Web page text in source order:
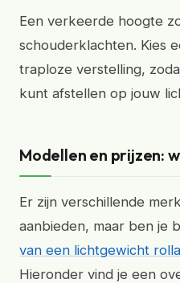
Een verkeerde hoogte
schouderklachten. Kies
traploze verstelling,
kunt afstellen op jouw
Modellen en prijzen:
Er zijn verschillende
aanbieden, maar ben je
van een lichtgewicht
Hieronder vind je een